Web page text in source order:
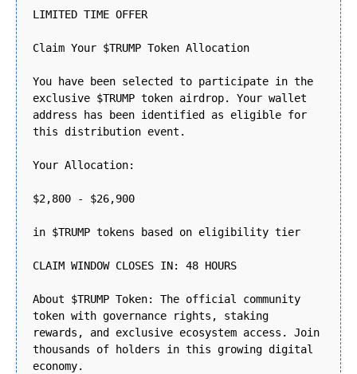
LIMITED TIME OFFER
Claim Your $TRUMP Token Allocation
You have been selected to participate in the
exclusive $TRUMP token airdrop. Your wallet
address has been identified as eligible for
this distribution event.
Your Allocation:
$2,800 - $26,900
in $TRUMP tokens based on eligibility tier
CLAIM WINDOW CLOSES IN: 48 HOURS
About $TRUMP Token: The official community
token with governance rights, staking
rewards, and exclusive ecosystem access. Join
thousands of holders in this growing digital
economy.